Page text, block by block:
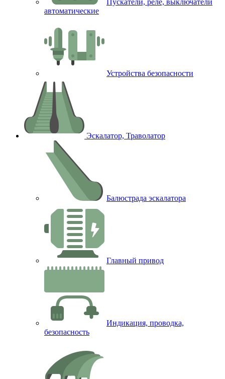
Пускатели, реле, выключатели
автоматические
Устройства безопасности
Эскалатор, Траволатор
Балюстрада эскалатора
Главный привод
Индикация, проводка,
безопасность